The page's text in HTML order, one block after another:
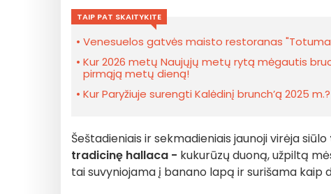
TAIP PAT SKAITYKITE
Venesuelos gatvės maisto restoranas
Kur 2026 metų Naujųjų metų rytą mėgautis
pirmąją metų dieną!
Kur Paryžiuje surengti Kalėdinį brunch’ą 2025
Šeštadieniais ir sekmadieniais jaunoji virėja siūlo
tradicinę hallaca - kukurūzų duoną, užpiltą
tai suvyniojama į banano lapą ir surišama